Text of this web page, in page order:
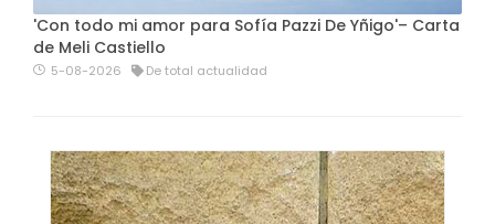
'Con todo mi amor para Sofía Pazzi De Yñigo'– Carta
de Meli Castiello
5-08-2026 De total actualidad